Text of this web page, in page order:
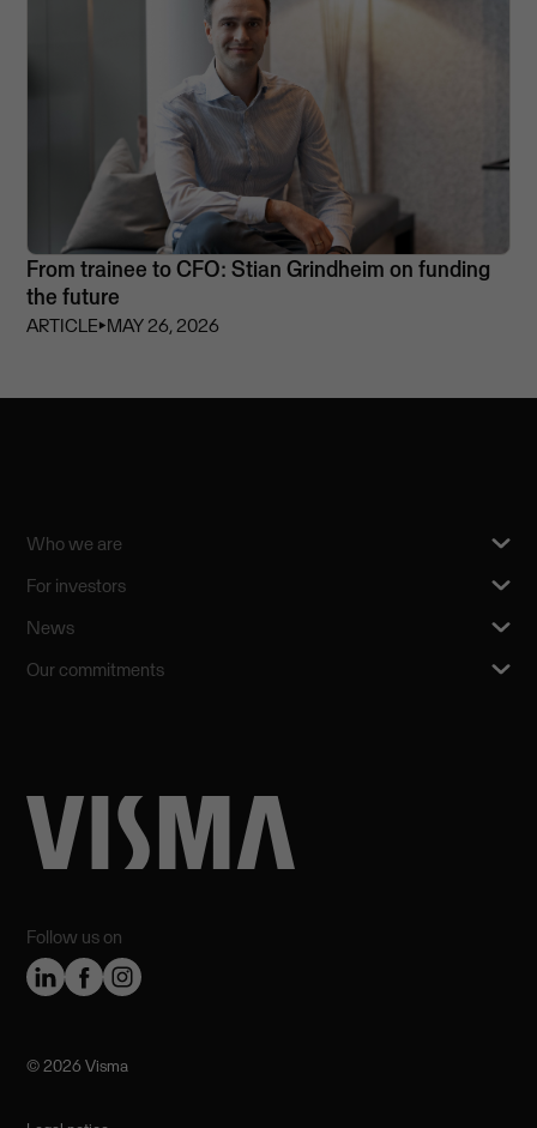
From trainee to CFO: Stian Grindheim on funding
the future
ARTICLE⏵MAY 26, 2026
Follow us on
Who we are
For investors
News
Our commitments
©️ 2026 Visma